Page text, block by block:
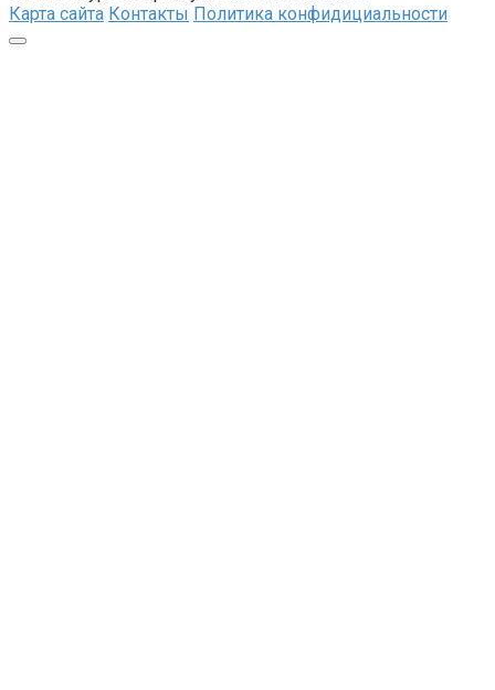
Карта сайта Контакты Политика конфидициальности